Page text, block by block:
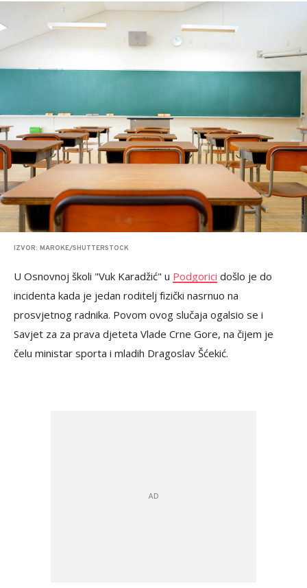
IZVOR: MAROKE/SHUTTERSTOCK
U Osnovnoj školi "Vuk Karadžić" u Podgorici došlo je do
incidenta kada je jedan roditelj fizički nasrnuo na
prosvjetnog radnika. Povom ovog slučaja ogalsio se i
Savjet za za prava djeteta Vlade Crne Gore, na čijem je
čelu ministar sporta i mladih Dragoslav Šćekić.